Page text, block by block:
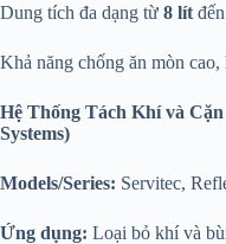
Dung tích đa dạng từ 8 lít
Khả năng chống ăn mòn cao,
Hệ Thống Tách Khí và
Systems)
Models/Series: Servitec,
Ứng dụng: Loại bỏ khí và